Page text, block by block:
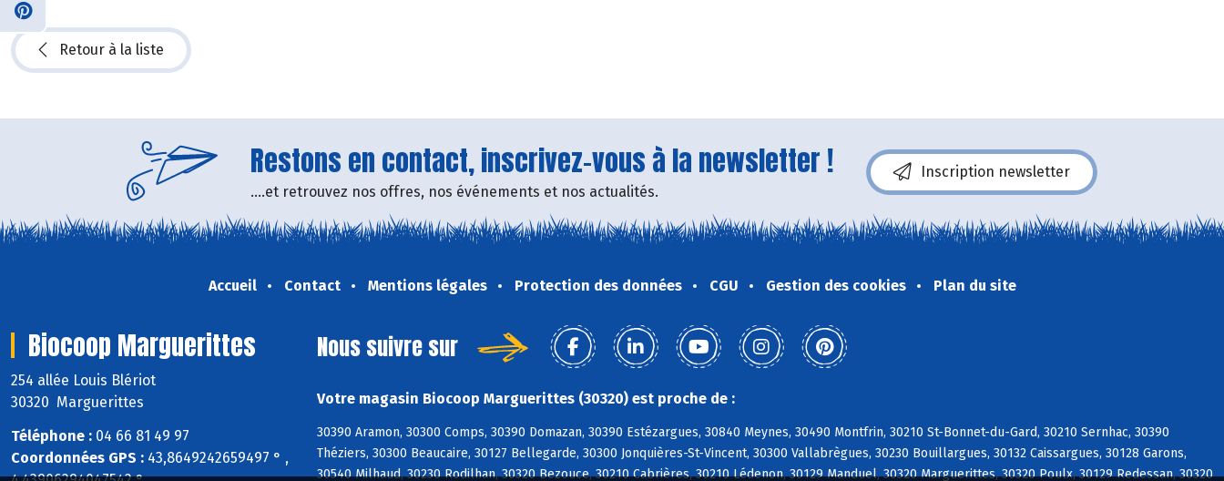
Retour à la liste
Restons en contact, inscrivez-vous à la newsletter !
....et retrouvez nos offres, nos événements et nos actualités.
Inscription newsletter
Accueil Contact Mentions légales Protection des données CGU Gestion des cookies Plan du site
Biocoop Marguerittes
254 allée Louis Blériot
30320 Marguerittes
Téléphone : 04 66 81 49 97
Coordonnées GPS : 43,8649242659497 ° ,
Nous suivre sur
Votre magasin Biocoop Marguerittes (30320) est proche de :
30390 Aramon, 30300 Comps, 30390 Domazan, 30390 Estézargues, 30840 Meynes, 30490 Montfrin, 30210 St-Bonnet-du-Gard, 30210 Sernhac, 30390
Théziers, 30300 Beaucaire, 30127 Bellegarde, 30300 Jonquières-St-Vincent, 30300 Vallabrègues, 30230 Bouillargues, 30132 Caissargues, 30128 Garons,
30540 Milhaud, 30230 Rodilhan, 30320 Bezouce, 30210 Cabrières, 30210 Lédenon, 30129 Manduel, 30320 Marguerittes, 30320 Poulx, 30129 Redessan, 30320